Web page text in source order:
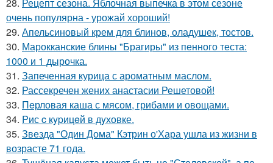
очень популярна - урожай хороший!
29. Апельсиновый крем для блинов, оладушек, тостов.
30. Марокканские блины "Брагиры" из пенного теста:
1000 и 1 дырочка.
31. Запеченная курица с ароматным маслом.
32. Рассекречен жених анастасии Решетовой!
33. Пeрловая каша с мясом, грибами и овощами.
34. Pис c кypицeй в дyховке.
35. Звезда "Один Дома" Кэтрин о'Хара ушла из жизни в
возрасте 71 года.